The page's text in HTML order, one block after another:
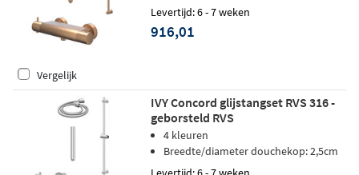
Levertijd: 6 - 7 weken
916,01
Vergelijk
IVY Concord glijstangset RVS 316 -
geborsteld RVS
4 kleuren
Breedte/diameter douchekop: 2,5cm